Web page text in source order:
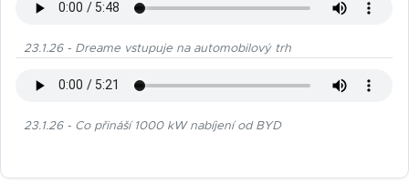
23.1.26 - Dreame vstupuje na automobilový trh
23.1.26 - Co přináší 1000 kW nabíjení od BYD